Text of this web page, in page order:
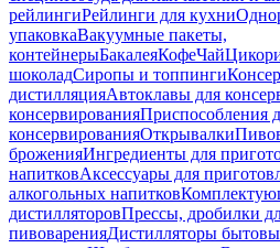
рейлингиРейлинги для кухни
упаковкаВакуумные пакеты,
контейнерыБакалеяКофеЧай
шоколадСиропы и топпинги
дистилляцияАвтоклавы для
консервированияПриспособления
консервированияОткрывалки
броженияИнгредиенты для
напитковАксессуары для
алкогольных напитков
дистилляторовПрессы, дробилки
пивоваренияДистилляторы